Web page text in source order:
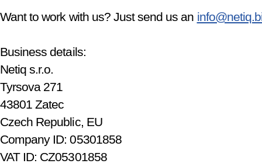
Want to work with us? Just send us an
Business details:
Netiq s.r.o.
Tyrsova 271
43801 Zatec
Czech Republic, EU
Company ID: 05301858
VAT ID: CZ05301858